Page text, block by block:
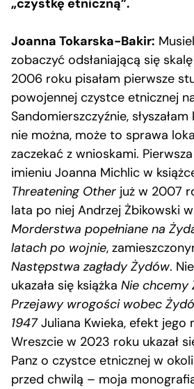
„czystkę etniczną”.
Joanna Tokarska-Bakir:
zobaczyć odsłaniającą się
2006 roku pisałam pierwsze
powojennej czystce etnicznej
Sandomierszczyźnie,
nie można, może to sprawa
zaczekać z wnioskami.
imieniu Joanna Michlic w
Threatening Other już w 2007
lata po niej Andrzej Żbikowski
Morderstwa popełniane na
latach po wojnie,
Następstwa zagłady Żydów.
ukazała się książka Nie chcemy
Przejawy wrogości wobec
1947Juliana Kwieka, efekt jego
Wreszcie w 2023 roku ukazał
Panz o czystce etnicznej w
przed chwilą – moja